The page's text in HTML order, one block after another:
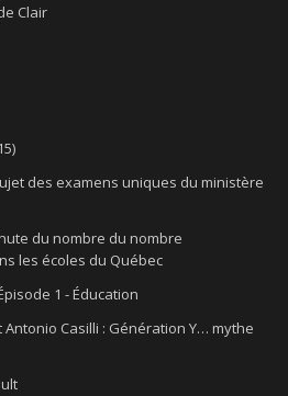
Clair
des examens uniques du ministère
du nombre du nombre
les écoles du Québec
1 - Éducation
Casilli : Génération Y… mythe